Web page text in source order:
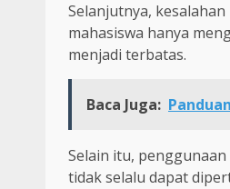
Selanjutnya,
mahasiswa hanya
menjadi terbatas.
Baca Juga:
Selain itu,
tidak selalu dapat